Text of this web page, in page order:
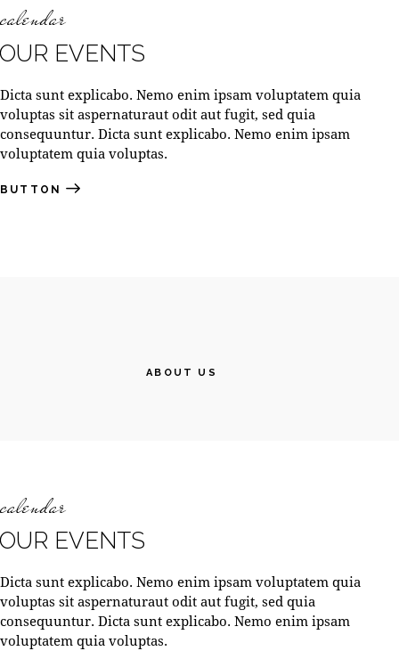
calendar
OUR EVENTS
Dicta sunt explicabo. Nemo enim ipsam voluptatem quia
voluptas sit aspernaturaut odit aut fugit, sed quia
consequuntur. Dicta sunt explicabo. Nemo enim ipsam
voluptatem quia voluptas.
BUTTON
ABOUT US
calendar
OUR EVENTS
Dicta sunt explicabo. Nemo enim ipsam voluptatem quia
voluptas sit aspernaturaut odit aut fugit, sed quia
consequuntur. Dicta sunt explicabo. Nemo enim ipsam
voluptatem quia voluptas.